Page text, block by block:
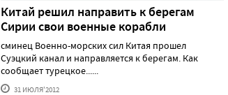
Китай решил направить к берегам
Сирии свои военные корабли
сминец Военно-морских сил Китая прошел
Суэцкий канал и направляется к берегам. Как
сообщает турецкое......
31 ИЮЛЯ'2012